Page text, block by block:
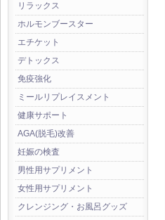
リラックス
ホルモンブースター
エチケット
デトックス
免疫強化
ミールリプレイスメント
健康サポート
AGA(脱毛)改善
妊娠の検査
男性用サプリメント
女性用サプリメント
クレンジング・お風呂グッズ